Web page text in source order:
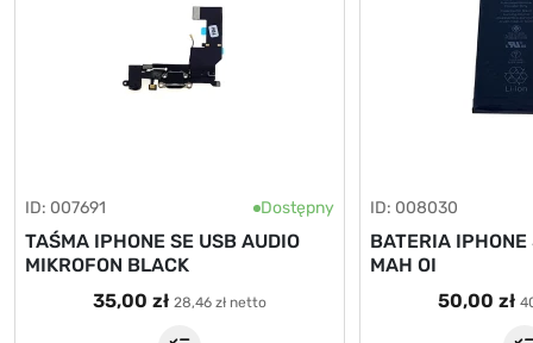
ID: 007691 Dostępny
TAŚMA IPHONE SE USB AUDIO
MIKROFON BLACK
35,00 zł 28,46 zł netto
ID: 008030
BATERIA
MAH OI
50,00 zł